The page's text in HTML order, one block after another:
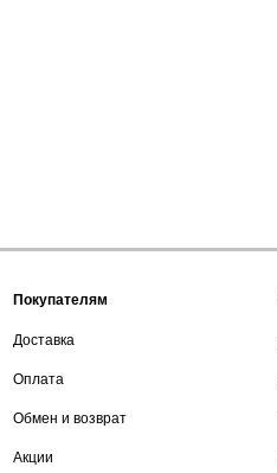
Покупателям
Доставка
Оплата
Обмен и возврат
Акции